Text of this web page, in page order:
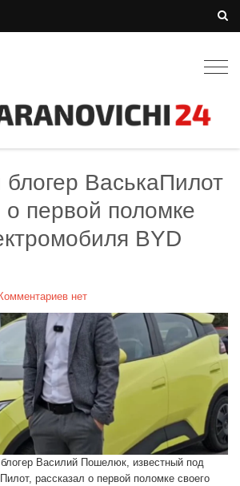
блогер ВаськаПилот
о первой поломке
BYD
Комментариев нет
блогер Василий Пошелюк, известный под
рассказал о первой поломке своего